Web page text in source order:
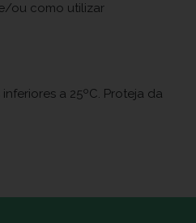
ou como utilizar
a 25ºC. Proteja da